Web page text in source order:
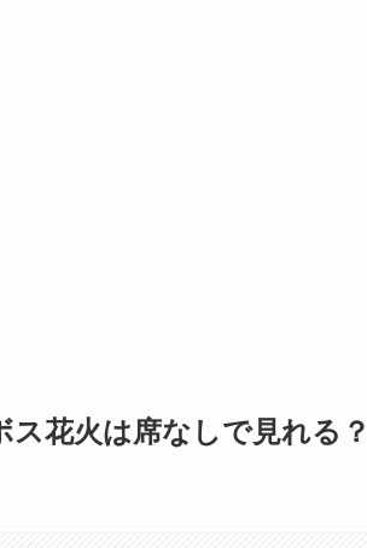
ス花火は席なしで見れる